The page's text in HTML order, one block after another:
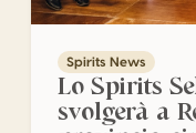
Spirits News
Lo Spirits
svolgerà a